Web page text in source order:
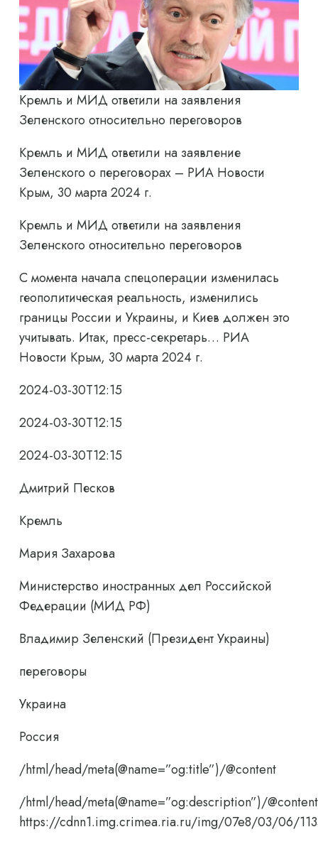
Кремль и МИД ответили на заявления
Зеленского относительно переговоров
Кремль и МИД ответили на заявление
Зеленского о переговорах – РИА Новости
Крым, 30 марта 2024 г.
Кремль и МИД ответили на заявления
Зеленского относительно переговоров
С момента начала спецоперации изменилась
геополитическая реальность, изменились
границы России и Украины, и Киев должен это
учитывать. Итак, пресс-секретарь… РИА
Новости Крым, 30 марта 2024 г.
2024-03-30T12:15
2024-03-30T12:15
2024-03-30T12:15
Дмитрий Песков
Кремль
Мария Захарова
Министерство иностранных дел Российской
Федерации (МИД РФ)
Владимир Зеленский (Президент Украины)
переговоры
Украина
Россия
/html/head/meta(@name=”og:title”)/@content
/html/head/meta(@name=”og:description”)/@content
https://cdnn1.img.crimea.ria.ru/img/07e8/03/06/